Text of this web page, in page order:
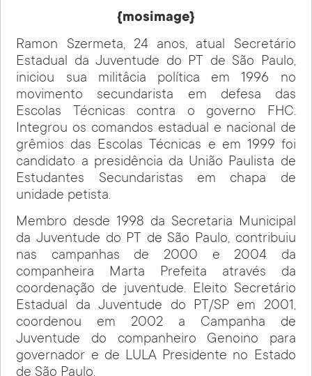
{mosimage}
Ramon Szermeta, 24 anos, atual Secretário
Estadual da Juventude do PT de São Paulo,
iniciou sua militâcia política em 1996 no
movimento secundarista em defesa das
Escolas Técnicas contra o governo FHC.
Integrou os comandos estadual e nacional de
grêmios das Escolas Técnicas e em 1999 foi
candidato a presidência da União Paulista de
Estudantes Secundaristas em chapa de
unidade petista.
Membro desde 1998 da Secretaria Municipal
da Juventude do PT de São Paulo, contribuiu
nas campanhas de 2000 e 2004 da
companheira Marta Prefeita através da
coordenação de juventude. Eleito Secretário
Estadual da Juventude do PT/SP em 2001,
coordenou em 2002 a Campanha de
Juventude do companheiro Genoino para
governador e de LULA Presidente no Estado